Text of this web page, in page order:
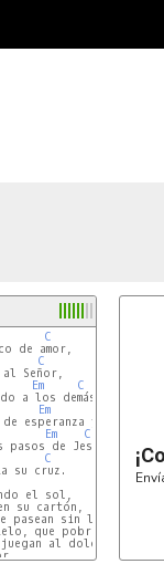
C
de amor,
C
Señor,
Em
C
a los demás,
Em
esperanza y de paz,
Em
C
de Jesús,
C
su cruz.
el sol,
su cartón,
pasean sin luz,
que pobre fue Jesús
al dolor